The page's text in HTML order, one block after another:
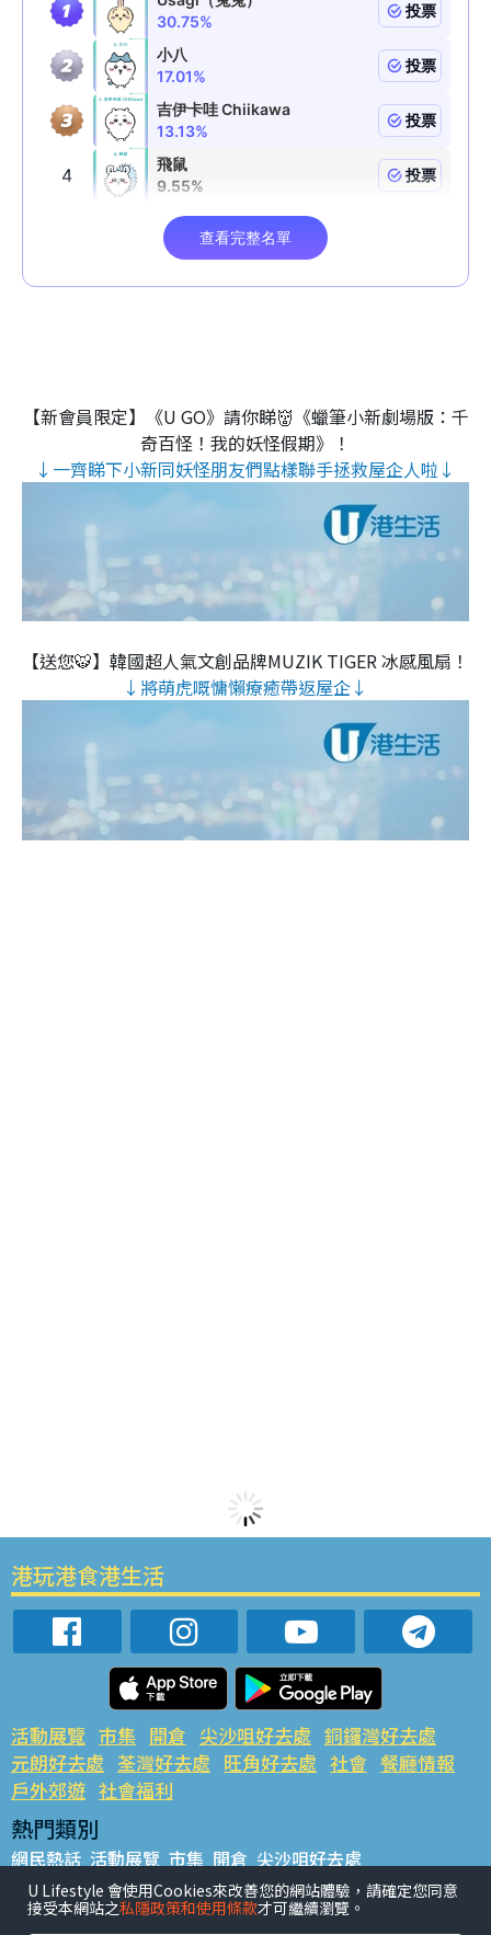
【新會員限定】《U GO》請你睇👹《蠟筆小新劇場版：千
奇百怪！我的妖怪假期》！
↓一齊睇下小新同妖怪朋友們點樣聯手拯救屋企人啦↓
【送您🐯】韓國超人氣文創品牌MUZIK TIGER 冰感風扇！
↓將萌虎嘅慵懶療癒帶返屋企↓
港玩港食港生活
活動展覽 市集 開倉 尖沙咀好去處 銅鑼灣好去處
元朗好去處 荃灣好去處 旺角好去處 社會 餐廳情報
戶外郊遊 社會福利
熱門類別
網民熱話 活動展覽 市集 開倉 尖沙咀好去處
銅鑼灣好去處 元朗好去處 荃灣好去處 旺角好去處 社會
餐廳情報 戶外郊遊
U Lifestyle 會使用Cookies來改善您的網站體驗，請確定您同意
接受本網站之私隱政策和使用條款才可繼續瀏覽。